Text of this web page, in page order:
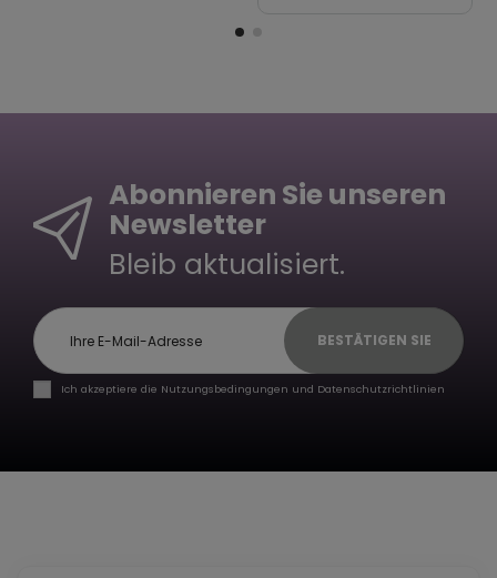
Abonnieren Sie unseren
Newsletter
Bleib aktualisiert.
BESTÄTIGEN SIE
Ich akzeptiere die Nutzungsbedingungen und Datenschutzrichtlinien